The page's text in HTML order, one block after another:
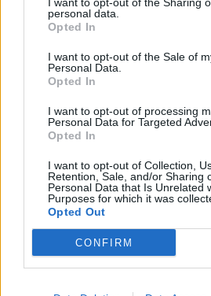
personal data.
Opted In
I want to opt-out of the Sale of
Personal Data.
Opted In
I want to opt-out of processing
Personal Data for Targeted
Opted In
I want to opt-out of Collection,
Retention, Sale, and/or Sharing
Personal Data that Is Unrelated
Purposes for which it was
Opted Out
CONFIRM
2026. augusztus 09., vasárnap
Három férfit vettek
megtámadott